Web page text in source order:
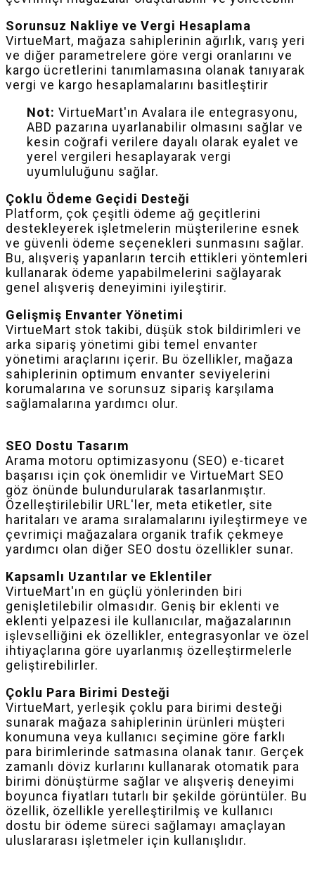
Sorunsuz Nakliye ve Vergi Hesaplama
VirtueMart, mağaza sahiplerinin ağırlık, varış yeri
ve diğer parametrelere göre vergi oranlarını ve
kargo ücretlerini tanımlamasına olanak tanıyarak
vergi ve kargo hesaplamalarını basitleştirir
Not: VirtueMart'ın Avalara ile entegrasyonu,
ABD pazarına uyarlanabilir olmasını sağlar ve
kesin coğrafi verilere dayalı olarak eyalet ve
yerel vergileri hesaplayarak vergi
uyumluluğunu sağlar.
Çoklu Ödeme Geçidi Desteği
Platform, çok çeşitli ödeme ağ geçitlerini
destekleyerek işletmelerin müşterilerine esnek
ve güvenli ödeme seçenekleri sunmasını sağlar.
Bu, alışveriş yapanların tercih ettikleri yöntemleri
kullanarak ödeme yapabilmelerini sağlayarak
genel alışveriş deneyimini iyileştirir.
Gelişmiş Envanter Yönetimi
VirtueMart stok takibi, düşük stok bildirimleri ve
arka sipariş yönetimi gibi temel envanter
yönetimi araçlarını içerir. Bu özellikler, mağaza
sahiplerinin optimum envanter seviyelerini
korumalarına ve sorunsuz sipariş karşılama
sağlamalarına yardımcı olur.
SEO Dostu Tasarım
Arama motoru optimizasyonu (SEO) e-ticaret
başarısı için çok önemlidir ve VirtueMart SEO
göz önünde bulundurularak tasarlanmıştır.
Özelleştirilebilir URL'ler, meta etiketler, site
haritaları ve arama sıralamalarını iyileştirmeye ve
çevrimiçi mağazalara organik trafik çekmeye
yardımcı olan diğer SEO dostu özellikler sunar.
Kapsamlı Uzantılar ve Eklentiler
VirtueMart'ın en güçlü yönlerinden biri
genişletilebilir olmasıdır. Geniş bir eklenti ve
eklenti yelpazesi ile kullanıcılar, mağazalarının
işlevselliğini ek özellikler, entegrasyonlar ve özel
ihtiyaçlarına göre uyarlanmış özelleştirmelerle
geliştirebilirler.
Çoklu Para Birimi Desteği
VirtueMart, yerleşik çoklu para birimi desteği
sunarak mağaza sahiplerinin ürünleri müşteri
konumuna veya kullanıcı seçimine göre farklı
para birimlerinde satmasına olanak tanır. Gerçek
zamanlı döviz kurlarını kullanarak otomatik para
birimi dönüştürme sağlar ve alışveriş deneyimi
boyunca fiyatları tutarlı bir şekilde görüntüler. Bu
özellik, özellikle yerelleştirilmiş ve kullanıcı
dostu bir ödeme süreci sağlamayı amaçlayan
uluslararası işletmeler için kullanışlıdır.